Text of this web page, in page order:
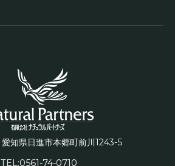
愛知県日進市本郷町前川 1243-5
TEL:0561-74-0710